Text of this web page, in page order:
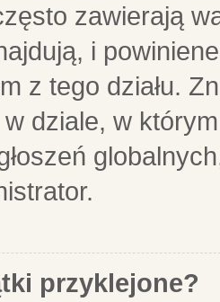
zawierają
i
z tego działu.
dziale, w
przyklejone?